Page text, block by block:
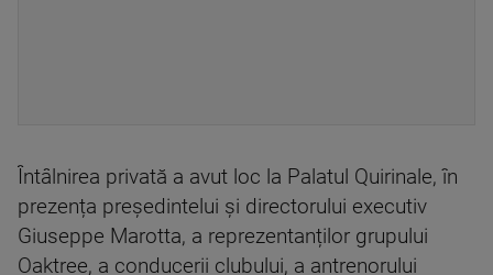
Întâlnirea privată a avut loc la Palatul Quirinale, în
prezența președintelui și directorului executiv
Giuseppe Marotta, a reprezentanților grupului
Oaktree, a conducerii clubului, a antrenorului